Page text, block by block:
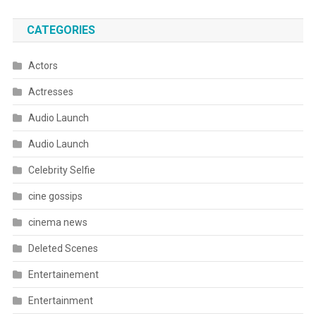
CATEGORIES
Actors
Actresses
Audio Launch
Audio Launch
Celebrity Selfie
cine gossips
cinema news
Deleted Scenes
Entertainement
Entertainment